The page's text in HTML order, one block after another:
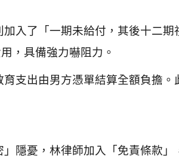
入了「一期未給付，其後十二期
，具備強力嚇阻力。
支出由男方憑單結算全額負擔。
隱憂，林律師加入「免責條款」